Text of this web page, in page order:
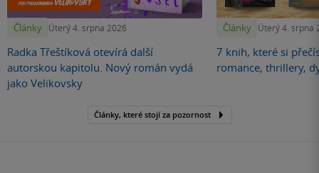
Články Úterý 4. srpna 2026
Radka Třeštíková otevírá další
autorskou kapitolu. Nový román vydá
jako Velikovsky
Články Úterý 4. srpna
7 knih, které si
romance, thrillery,
Články, které stojí za pozornost